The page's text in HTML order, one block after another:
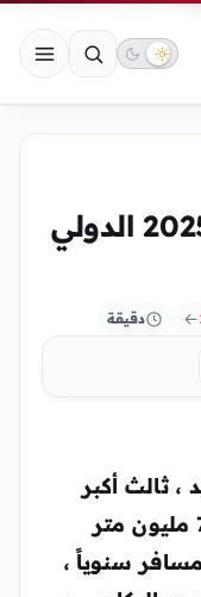
صور مطار إسطنبول 2025 الدولي
دقيقة
، ثالث أكبر
مطار بالعالم على مساحة 76 مليون متر
200 مليون مسافر سنوياً ،